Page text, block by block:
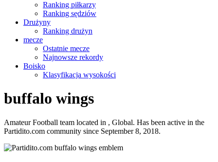
Ranking piłkarzy
Ranking sędziów
Drużyny
Ranking drużyn
mecze
Ostatnie mecze
Najnowsze rekordy
Boisko
Klasyfikacja wysokości
buffalo wings
Amateur Football team located in , Global. Has been active in the
Partidito.com community since September 8, 2018.